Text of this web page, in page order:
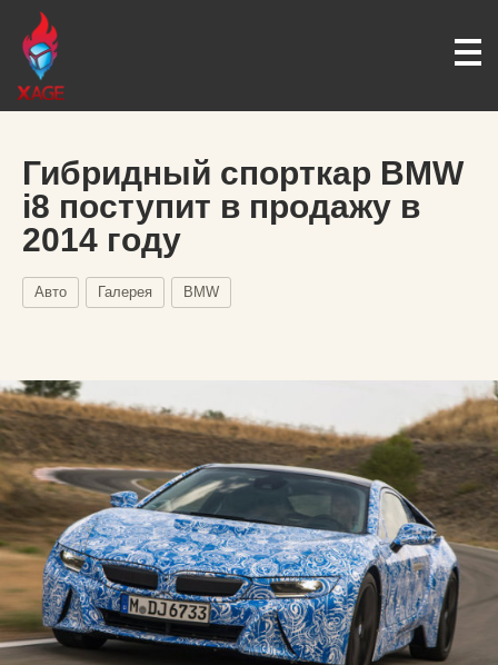
Гибридный спорткар BMW
i8 поступит в продажу в
2014 году
Авто Галерея BMW